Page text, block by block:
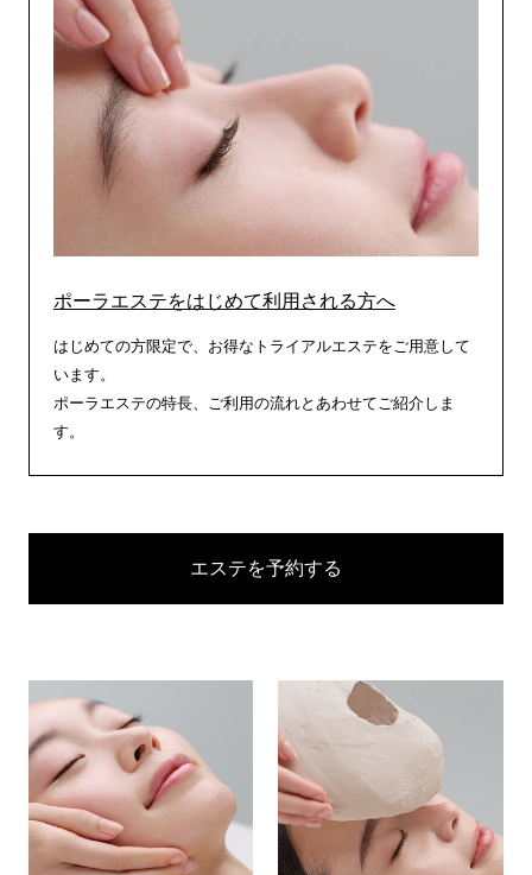
す
ポーラエステをはじめて利用される方へ
はじめての方限定で、お得なトライアルエステをご用意して
います。
ポーラエステの特長、ご利用の流れとあわせてご紹介しま
す。
エステを予約する